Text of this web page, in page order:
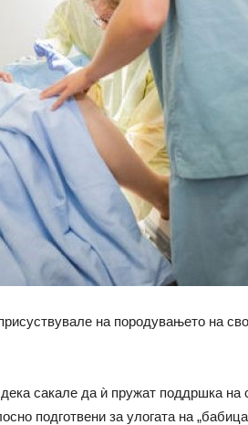
на породувањето на
сакале да ѝ пружат поддршка на
подготвени за улогата на